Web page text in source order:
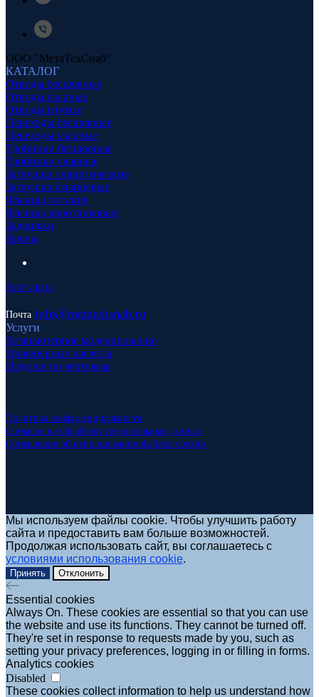
ООО "МетаТехСнаб"
КАТАЛОГ
Отводы бесшовные
Отводы сварные
Отводы гнутые
Переходы бесшовные
Переходы сварные
Тройники бесшовные
Тройники сварные
Заглушки эллиптические
Заглушки фланцевые
Фланцы плоские
Фланцы воротниковые
Задвижки
Краны
Контакты
Почта info@metatehsnab.ru
Услуги
Компьютерное моделирование
Инженерные расчеты
Изделия по чертежам
Политика конфиденциальности
Согласие на обработку персональных данных
Соглашение об использовании файлов cookies
Мы используем файлы cookie. Чтобы улучшить работу
сайта и предоставить вам больше возможностей.
Продолжая использовать сайт, вы соглашаетесь с
условиями использования cookie.
Принять Отклонить
Essential cookies
Always On. These cookies are essential so that you can use
the website and use its functions. They cannot be turned off.
They're set in response to requests made by you, such as
setting your privacy preferences, logging in or filling in forms.
Analytics cookies
Disabled
These cookies collect information to help us understand how